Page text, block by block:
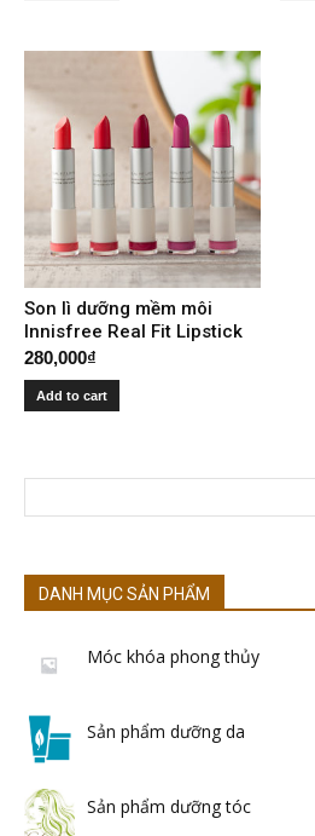
Son lì dưỡng mềm môi
Innisfree Real Fit Lipstick
280,000₫
Add to cart
DANH MỤC SẢN PHẨM
Móc khóa phong thủy
Sản phẩm dưỡng da
Sản phẩm dưỡng tóc